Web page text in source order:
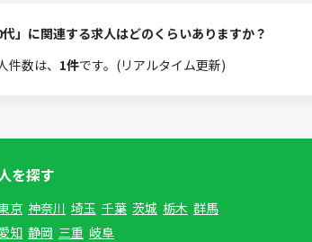
代」に関連する求人はどのくらいありますか？
件数は、 1件です。(リアルタイム更新)
を探す
京 神奈川 埼玉 千葉 茨城 栃木 群馬
知 静岡 三重 岐阜